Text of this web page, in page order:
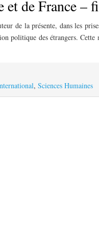
et de France –
de la présente, dans les
politique des étrangers.
, Sciences Humaines